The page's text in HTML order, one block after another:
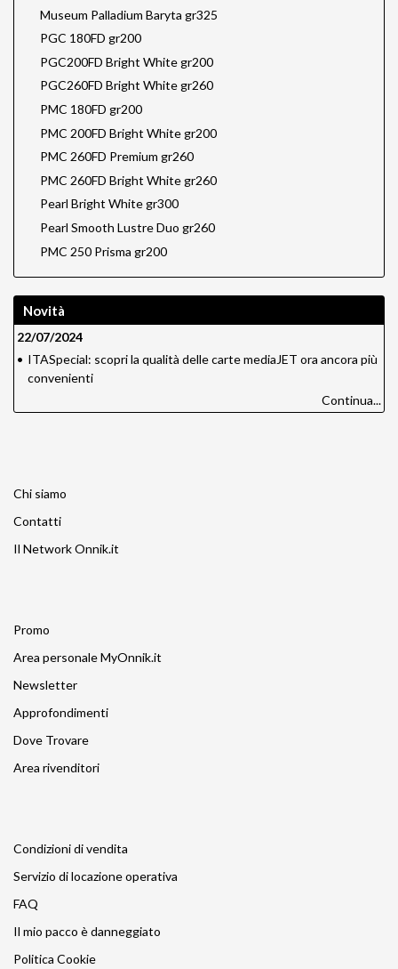
Museum Palladium Baryta gr325
PGC 180FD gr200
PGC200FD Bright White gr200
PGC260FD Bright White gr260
PMC 180FD gr200
PMC 200FD Bright White gr200
PMC 260FD Premium gr260
PMC 260FD Bright White gr260
Pearl Bright White gr300
Pearl Smooth Lustre Duo gr260
PMC 250 Prisma gr200
Novità
22/07/2024
• ITASpecial: scopri la qualità delle carte mediaJET ora ancora più
convenienti
Continua...
Chi siamo
Contatti
Il Network Onnik.it
Promo
Area personale MyOnnik.it
Newsletter
Approfondimenti
Dove Trovare
Area rivenditori
Condizioni di vendita
Servizio di locazione operativa
FAQ
Il mio pacco è danneggiato
Politica Cookie